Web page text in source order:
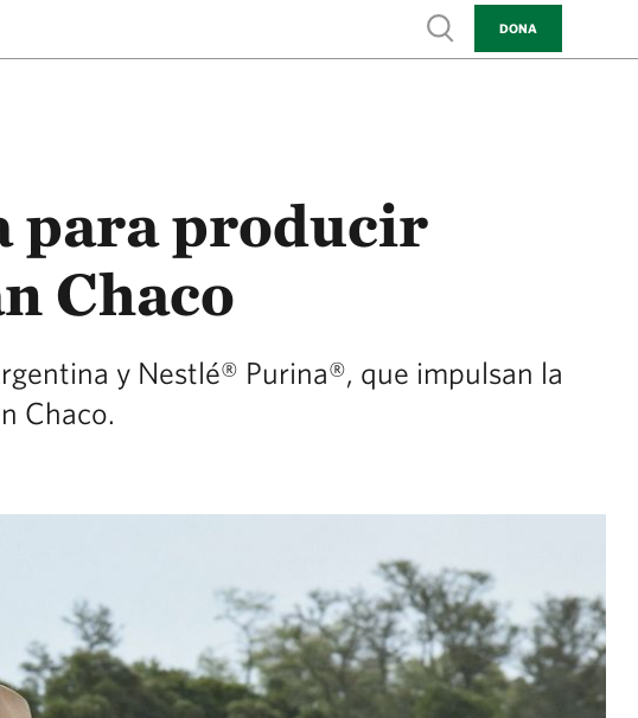
Show search
DONA
para producir
Chaco
y Nestlé® Purina®, que impulsan la
Chaco.